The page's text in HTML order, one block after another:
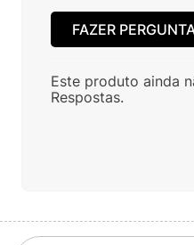
FAZER
Este produto ainda
Respostas.